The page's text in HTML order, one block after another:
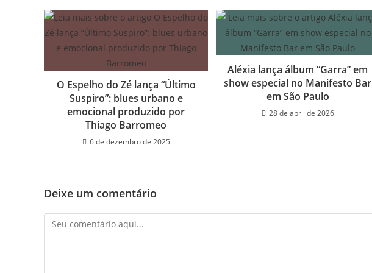
O Espelho do Zé lança “Último
Suspiro”: blues urbano e
emocional produzido por
Thiago Barromeo
6 de dezembro de 2025
Aléxia lança álbum “Garra” em
show especial no Manifesto Bar
em São Paulo
28 de abril de 2026
Deixe um comentário
Comentário